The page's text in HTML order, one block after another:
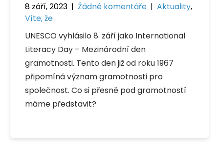
8 září, 2023 | Žádné komentáře | Aktuality,
Víte, že
UNESCO vyhlásilo 8. září jako International
Literacy Day – Mezinárodní den
gramotnosti. Tento den již od roku 1967
připomíná význam gramotnosti pro
společnost. Co si přesně pod gramotností
máme představit?